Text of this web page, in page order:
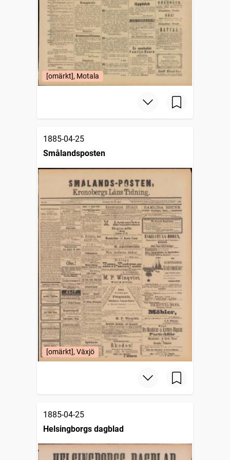
[omärkt], Motala
1885-04-25
Smålandsposten
[omärkt], Växjö
1885-04-25
Helsingborgs dagblad